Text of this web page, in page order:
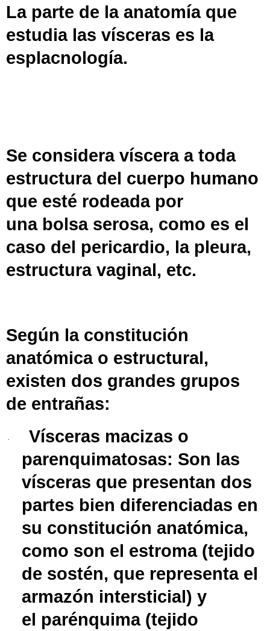
La parte de la anatomía que
estudia las vísceras es la
esplacnología.
Se considera víscera a toda
estructura del cuerpo humano
que esté rodeada por
una bolsa serosa, como es el
caso del pericardio, la pleura,
estructura vaginal, etc.
Según la constitución
anatómica o estructural,
existen dos grandes grupos
de entrañas:
·
Vísceras macizas o
parenquimatosas: Son las
vísceras que presentan dos
partes bien diferenciadas en
su constitución anatómica,
como son el estroma(tejido
de sostén, que representa el
armazón intersticial) y
el parénquima(tejido